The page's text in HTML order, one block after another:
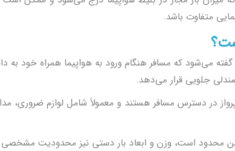
متفاوت باشد.
می‌شود که مسافر هنگام ورود به هواپیما همراه خود به
جلویی قرار می‌دهد.
در دسترس مسافر هستند و معمولاً شامل لوازم ضروری،
محدود است، وزن و ابعاد بار دستی نیز محدودیت مشخصی